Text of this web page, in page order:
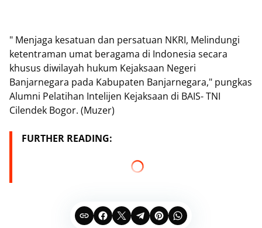
" Menjaga kesatuan dan persatuan NKRI, Melindungi
ketentraman umat beragama di Indonesia secara
khusus diwilayah hukum Kejaksaan Negeri
Banjarnegara pada Kabupaten Banjarnegara," pungkas
Alumni Pelatihan Intelijen Kejaksaan di BAIS- TNI
Cilendek Bogor. (Muzer)
FURTHER READING: